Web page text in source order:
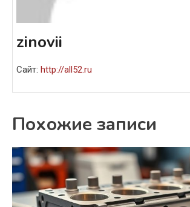
zinovii
Сайт: http://all52.ru
Похожие записи